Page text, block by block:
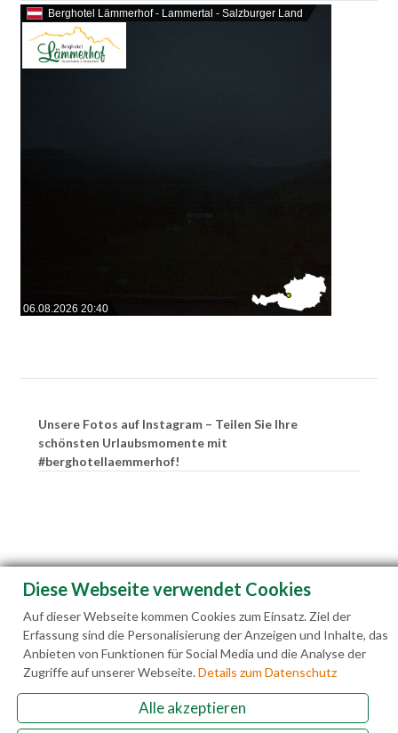
Berghotel Lämmerhof - Lammertal - Salzburger Land
06.08.2026 20:40
Unsere Fotos auf Instagram – Teilen Sie Ihre
schönsten Urlaubsmomente mit
#berghotellaemmerhof!
Familie Hedegger Lämmerhofweg 2 A-5522 St.
Diese Webseite verwendet Cookies
Auf dieser Webseite kommen Cookies zum Einsatz. Ziel der
Erfassung sind die Personalisierung der Anzeigen und Inhalte, das
Anbieten von Funktionen für Social Media und die Analyse der
Zugriffe auf unserer Webseite.Details zum Datenschutz
Alle akzeptieren